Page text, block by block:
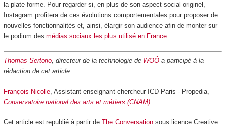
la plate-forme. Pour regarder si, en plus de son aspect social originel,
Instagram profitera de ces évolutions comportementales pour proposer de
nouvelles fonctionnalités et, ainsi, élargir son audience afin de monter sur
le podium des médias sociaux les plus utilisé en France.
Thomas Sertorio, directeur de la technologie de WOÔa participé à la
rédaction de cet article.
François Nicolle, Assistant enseignant-chercheur ICD Paris - Propedia,
Conservatoire national des arts et métiers (CNAM)
Cet article est republié à partir de The Conversationsous licence Creative